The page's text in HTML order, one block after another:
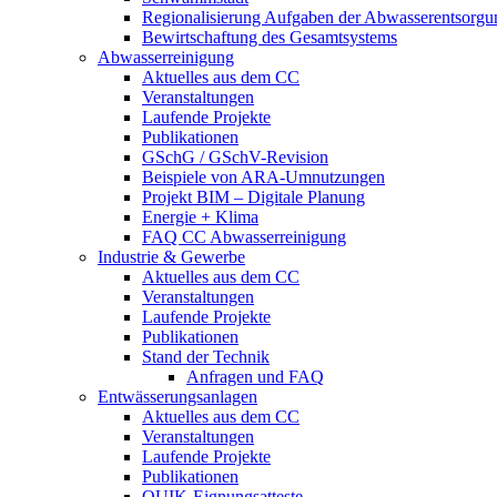
Regionalisierung Aufgaben der
Bewirtschaftung des Gesamtsystems
Abwasserreinigung
Aktuelles aus dem CC
Veranstaltungen
Laufende Projekte
Publikationen
GSchG / GSchV-Revision
Beispiele von ARA-Umnutzungen
Projekt BIM – Digitale Planung
Energie + Klima
FAQ CC Abwasserreinigung
Industrie & Gewerbe
Aktuelles aus dem CC
Veranstaltungen
Laufende Projekte
Publikationen
Stand der Technik
Anfragen und FAQ
Entwässerungsanlagen
Aktuelles aus dem CC
Veranstaltungen
Laufende Projekte
Publikationen